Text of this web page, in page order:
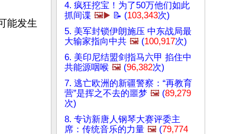
能发生
4. 疯狂挖宝！为了50万他们如此
抓间谍 🖼️▶️ 📝 (103,343次)
5. 美军封锁伊朗施压 中东战局最
大输家指向中共 🖼️ (100,917次)
6. 美印尼结盟剑指马六甲 掐住中
共能源咽喉 🖼️ (96,382次)
7. 逃亡欧洲的新疆警察：“再教育
营”是挥之不去的噩梦 🖼️ (89,279
次)
8. 专访新唐人钢琴大赛评委主
席：传统音乐的力量 🖼️ (79,774